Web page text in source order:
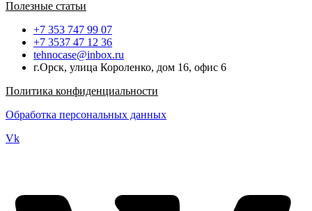
Полезные статьи
+7 353 747 99 07
+7 3537 47 12 36
tehnocase@inbox.ru
г.Орск, улица Короленко, дом 16, офис 6
Политика конфиденциальности
Обработка персональных данных
Vk